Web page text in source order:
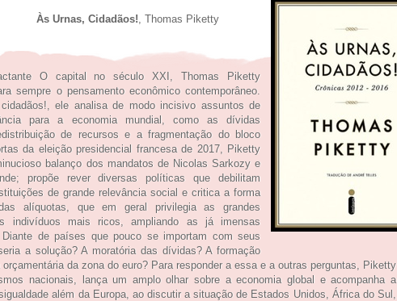
Cidadãos!, Thomas Piketty
O capital no século XXI, Thomas Piketty
sempre o pensamento econômico contemporâneo.
ele analisa de modo incisivo assuntos de
para a economia mundial, como as dívidas
de recursos e a fragmentação do bloco
da eleição presidencial francesa de 2017, Piketty
balanço dos mandatos de Nicolas Sarkozy e
propõe rever diversas políticas que debilitam
de grande relevância social e critica a forma
alíquotas, que em geral privilegia as grandes
indivíduos mais ricos, ampliando as já imensas
Diante de países que pouco se importam com seus
a solução? A moratória das dívidas? A formação
da zona do euro? Para responder a essa e a outras perguntas, Piketty
nacionais, lança um amplo olhar sobre a economia global e acompanha a
além da Europa, ao discutir a situação de Estados Unidos, África do Sul,